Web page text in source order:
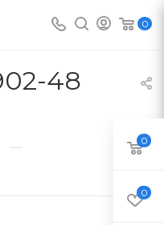
0
48
— 0
0